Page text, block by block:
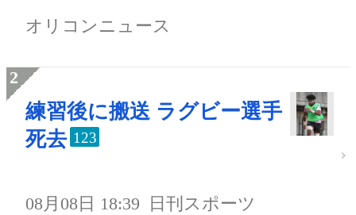
オリコンニュース
練習後に搬送 ラグビー選手
死去 123
08月08日 18:39 日刊スポーツ